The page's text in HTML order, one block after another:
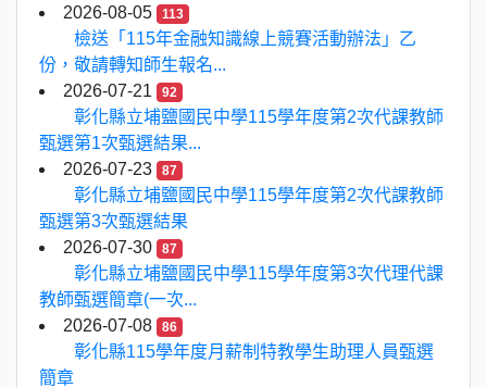
2026-08-05
113
檢送「115年金融知識線上競賽活動辦法」乙
份，敬請轉知師生報名...
2026-07-21
92
彰化縣立埔鹽國民中學115學年度第2次代課教師
甄選第1次甄選結果...
2026-07-23
87
彰化縣立埔鹽國民中學115學年度第2次代課教師
甄選第3次甄選結果
2026-07-30
87
彰化縣立埔鹽國民中學115學年度第3次代理代課
教師甄選簡章(一次...
2026-07-08
86
彰化縣115學年度月薪制特教學生助理人員甄選
簡章